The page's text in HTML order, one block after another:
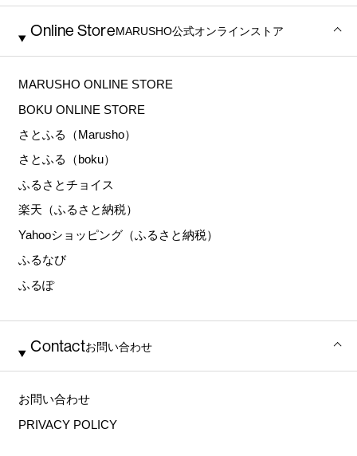
Online Store MARUSHO公式オンラインストア
MARUSHO ONLINE STORE
BOKU ONLINE STORE
さとふる（Marusho）
さとふる（boku）
ふるさとチョイス
楽天（ふるさと納税）
Yahooショッピング（ふるさと納税）
ふるなび
ふるぽ
Contactお問い合わせ
お問い合わせ
PRIVACY POLICY